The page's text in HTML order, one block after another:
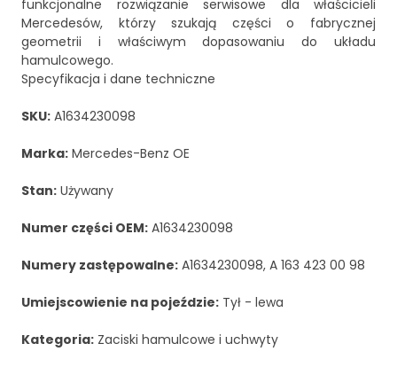
funkcjonalne rozwiązanie serwisowe dla właścicieli
Mercedesów, którzy szukają części o fabrycznej
geometrii i właściwym dopasowaniu do układu
hamulcowego.
Specyfikacja i dane techniczne
SKU: A1634230098
Marka: Mercedes-Benz OE
Stan: Używany
Numer części OEM: A1634230098
Numery zastępowalne: A1634230098, A 163 423 00 98
Umiejscowienie na pojeździe: Tył - lewa
Kategoria: Zaciski hamulcowe i uchwyty